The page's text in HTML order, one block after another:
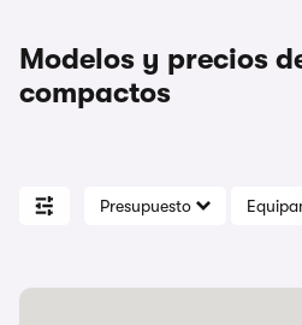
Modelos y precios
compactos
Presupuesto